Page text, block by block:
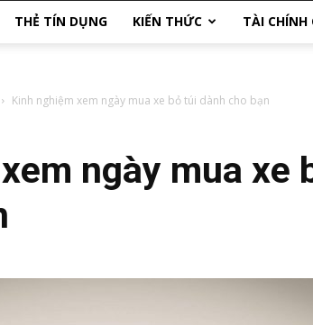
THẺ TÍN DỤNG KIẾN THỨC TÀI CHÍNH
Kinh nghiệm xem ngày mua xe bỏ túi dành cho bạn
ngày mua xe